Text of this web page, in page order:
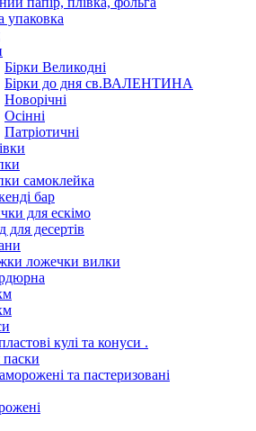
упаковка
Бірки Великодні
Бірки до дня св.ВАЛЕНТИНА
Новорічні
Осінні
Патріотичні
самоклейка
бар
для ескімо
для десертів
ложечки вилки
кулі та конуси .
та пастеризовані